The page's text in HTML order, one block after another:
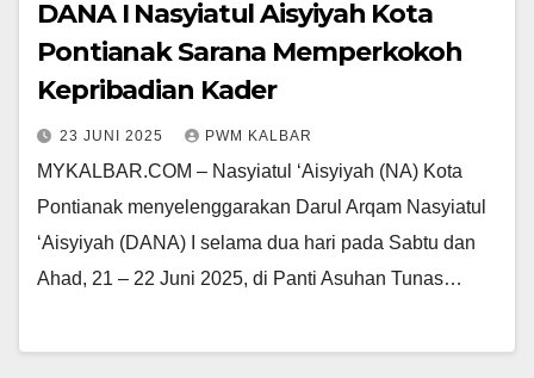
DANA I Nasyiatul Aisyiyah Kota
Pontianak Sarana Memperkokoh
Kepribadian Kader
23 JUNI 2025 PWM KALBAR
MYKALBAR.COM – Nasyiatul ‘Aisyiyah (NA) Kota
Pontianak menyelenggarakan Darul Arqam Nasyiatul
‘Aisyiyah (DANA) I selama dua hari pada Sabtu dan
Ahad, 21 – 22 Juni 2025, di Panti Asuhan Tunas…